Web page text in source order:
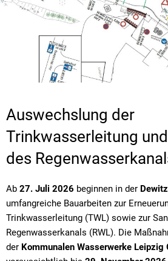
Auswechslung der
Trinkwasserleitung
des
Ab 27. Juli 2026 beginnen in der
umfangreiche Bauarbeiten zur
Trinkwasserleitung (TWL) sowie zur
Regenwasserkanals (RWL). Die
der Kommunalen Wasserwerke Leipzig